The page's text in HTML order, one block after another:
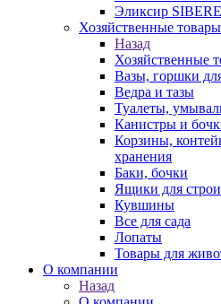
Эликсир
Хозяйственные товары
Назад
Хозяйственные
Вазы, горшки
Ведра и тазы
Туалеты,
Канистры и
Корзины,
хранения
Баки, бочки
Ящики для
Кувшины
Все для сада
Лопаты
Товары для
О компании
Назад